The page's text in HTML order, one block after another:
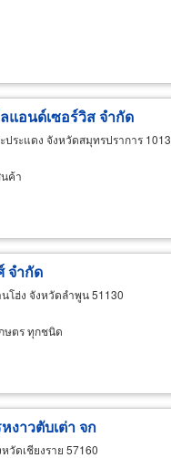
แอนด์เซอร์วิส จำกัด
ประแดง จังหวัดสมุทรปราการ
ค้า
จำกัด
โฮ่ง จังหวัดลำพูน 51130
ษตร ทุกชนิด
งาวตับเต่า จก
วัดเชียงราย 57160